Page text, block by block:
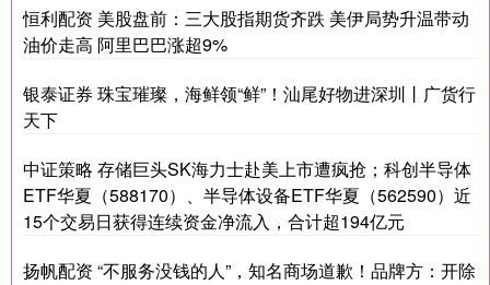
恒利配资 美股盘前：三大股指期货齐跌 美伊局势升温带动
油价走高 阿里巴巴涨超9%
银泰证券 珠宝璀璨，海鲜领“鲜”！汕尾好物进深圳丨广货行
天下
中证策略 存储巨头SK海力士赴美上市遭疯抢；科创半导体
ETF华夏（588170）、半导体设备ETF华夏（562590）近
15个交易日获得连续资金净流入，合计超194亿元
扬帆配资 “不服务没钱的人”，知名商场道歉！品牌方：开除